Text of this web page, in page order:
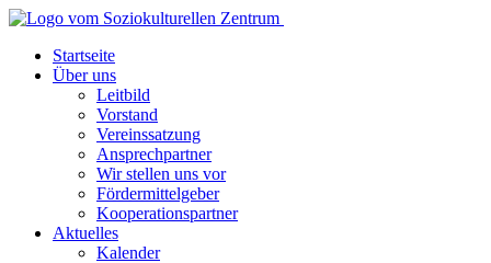
Startseite
Über uns
Leitbild
Vorstand
Vereinssatzung
Ansprechpartner
Wir stellen uns vor
Fördermittelgeber
Kooperationspartner
Aktuelles
Kalender